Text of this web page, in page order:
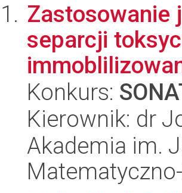
Zastosowanie
separcji
Konkurs:
Kierownik: dr
Akademia im.